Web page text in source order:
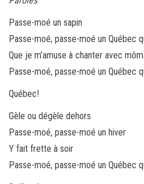
Passe-moé un sapin
Passe-moé, passe-moé un Québec
Que je m’amuse à chanter avec
Passe-moé, passe-moé un Québec
Québec!
Gèle ou dégèle dehors
Passe-moé, passe-moé un hiver
Y fait frette à soir
Passe-moé, passe-moé un Québec